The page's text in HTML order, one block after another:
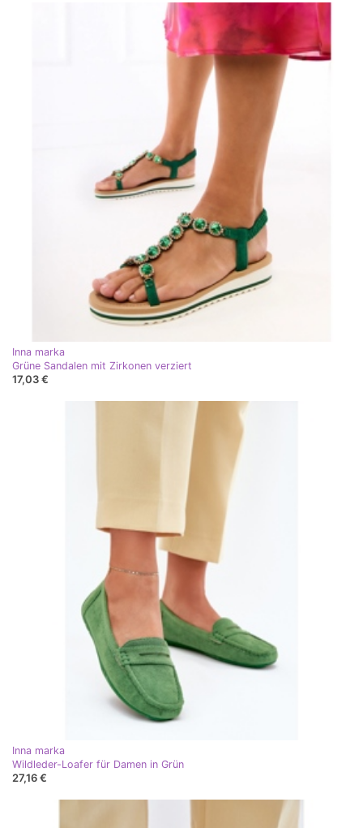
Inna marka
Grüne Sandalen mit Zirkonen verziert
17,03 €
Inna marka
Wildleder-Loafer für Damen in Grün
27,16 €